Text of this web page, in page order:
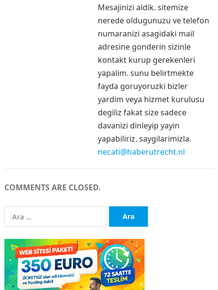
Mesajinizi aldik. sitemize
nerede oldugunuzu ve telefon
numaranizi asagidaki mail
adresine gonderin sizinle
kontakt kurup gerekenleri
yapalim. sunu belirtmekte
fayda goruyoruzki bizler
yardim veya hizmet kurulusu
degiliz fakat size sadece
davanizi dinleyip yayin
yapabiliriz. saygilarimizla.
necati@haberutrecht.nl
COMMENTS ARE CLOSED.
Arama: